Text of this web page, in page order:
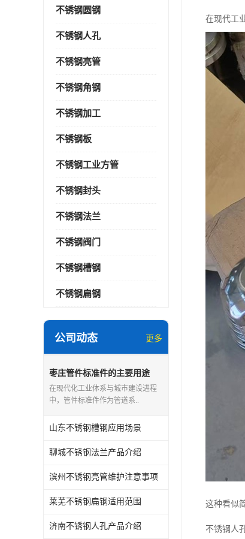
不锈钢圆钢
不锈钢人孔
不锈钢亮管
不锈钢角钢
不锈钢加工
不锈钢板
不锈钢工业方管
不锈钢封头
不锈钢法兰
不锈钢阀门
不锈钢槽钢
不锈钢扁钢
公司动态 更多
枣庄管件标准件的主要用途
在现代化工业体系与城市建设进程
中，管件标准件作为管道系..
山东不锈钢槽钢应用场景
聊城不锈钢法兰产品介绍
滨州不锈钢亮管维护注意事项
莱芜不锈钢扁钢适用范围
济南不锈钢人孔产品介绍
在现代工
这种看似
不锈钢人